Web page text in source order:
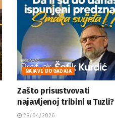
NAJAVE DOGAĐAJA
Zašto prisustvovati
najavljenoj tribini u Tuzli?
28/04/2026